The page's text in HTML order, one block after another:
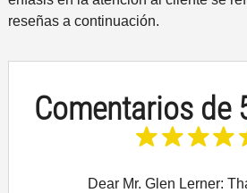
reseñas a continuación.
Comentarios de
Dear Mr. Glen Lerner: